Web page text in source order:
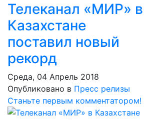
Телеканал «МИР» в
Казахстане
поставил новый
рекорд
Среда, 04 Апрель 2018
Опубликовано в Пресс релизы
Станьте первым комментатором!